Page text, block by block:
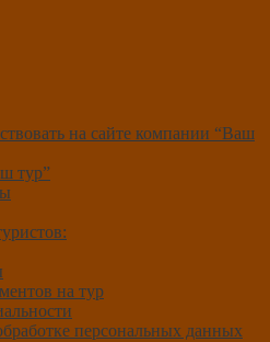
на сайте компании “Ваш
тур”
на тур
персональных данных